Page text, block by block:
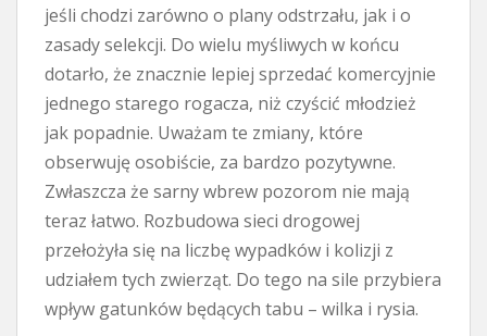
jeśli chodzi zarówno o plany odstrzału, jak i o
zasady selekcji. Do wielu myśliwych w końcu
dotarło, że znacznie lepiej sprzedać komercyjnie
jednego starego rogacza, niż czyścić młodzież
jak popadnie. Uważam te zmiany, które
obserwuję osobiście, za bardzo pozytywne.
Zwłaszcza że sarny wbrew pozorom nie mają
teraz łatwo. Rozbudowa sieci drogowej
przełożyła się na liczbę wypadków i kolizji z
udziałem tych zwierząt. Do tego na sile przybiera
wpływ gatunków będących tabu – wilka i rysia.